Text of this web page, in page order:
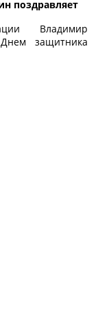
поздравляет
Владимир
защитника